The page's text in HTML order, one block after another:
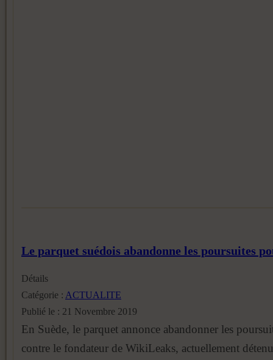
Le parquet suédois abandonne les poursuites
Détails
Catégorie : ACTUALITE
Publié le : 21 Novembre 2019
En Suède, le parquet annonce abandonner les
contre le fondateur de WikiLeaks, actuellement